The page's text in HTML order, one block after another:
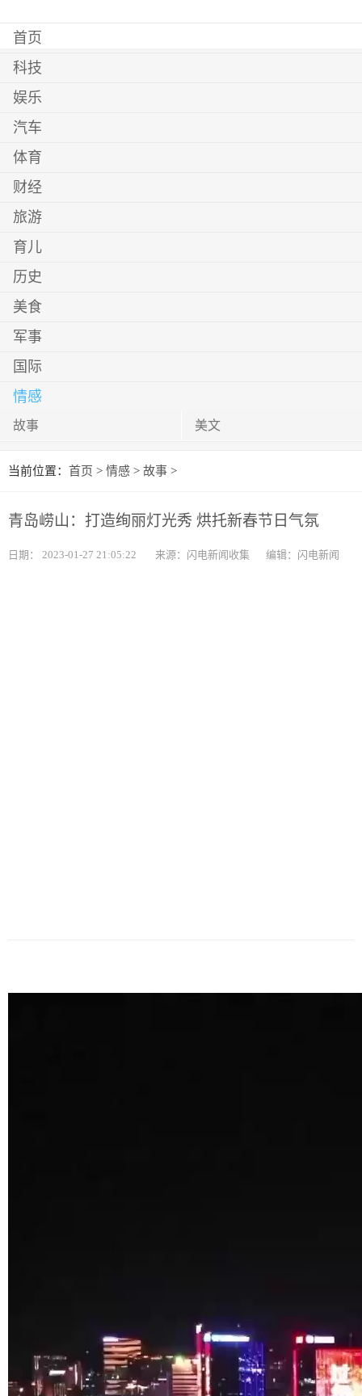
首页
科技
娱乐
汽车
体育
财经
旅游
育儿
历史
美食
军事
国际
情感
故事 美文
当前位置： 首页 > 情感 > 故事 >
青岛崂山：打造绚丽灯光秀 烘托新春节日气氛
日期： 2023-01-27 21:05:22 来源：闪电新闻收集 编辑：闪电新闻